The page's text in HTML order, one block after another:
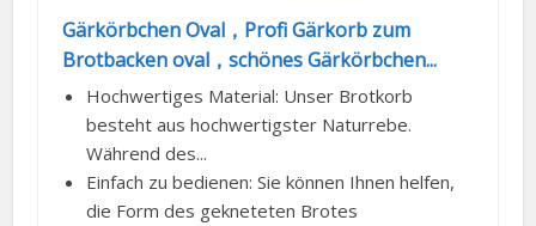
Gärkörbchen Oval，Profi Gärkorb zum
Brotbacken oval，schönes Gärkörbchen...
Hochwertiges Material: Unser Brotkorb
besteht aus hochwertigster Naturrebe.
Während des...
Einfach zu bedienen: Sie können Ihnen helfen,
die Form des gekneteten Brotes